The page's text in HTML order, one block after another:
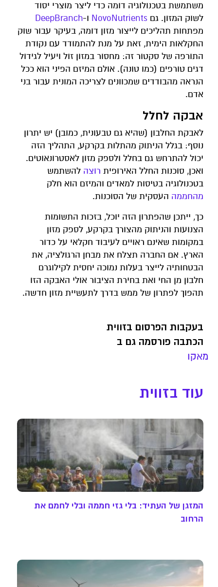
משתמשת בטכנולוגיה דומה כדי ליצר מוצרי יסוד
לשוק המזון. גם NovoNutrients ו-DeepBranch
מפתחות תהליכים לייצור מזון דומה, בעיקר עבור שוק
החקלאות הימית, זאת על מנת להתמודד עם נקודת
התורפה של סקטור זה: מחסור במזון זול ויעיל לגידול
דגים טורפים (כמו טונה). אולם המיזם הפיני הוא ככל
הנראה מהבודדים שמכוונים לצריכה המונית עבור בני
אדם.
אבקה לחלל
לאבקת החלבון (שהיא גם טבעונית, כמובן) יש יתרון
נוסף: בגלל הניתוק מהתלות בקרקע, התהליך הזה
יכול להתרחש גם בחלל ולספק מזון לאסטרונאוטים.
ואכן, סוכנות החלל האירופית רוצה להשתמש
בטכנולוגיה בטיסות למאדים והמיזם הוא חלק
מהחממה העסקית של הסוכנות.
כך, ייתכן שהפתרון הזה יוכל, בזכות התשומות
הצנועות והניתוק מהצורך בקרקע, לספק מזון
במקומות שאינם ראויים לעיבוד חקלאי על כדור
הארץ. אם החברה תצלח את מבחן הרגולציה, את
הבטחותיה לייצר בעלות נמוכה יחסית לקילוגרם
חלבון מן החי ואת בחירת הציבור אולי האבקה הזו
תהפוך לפתרון של ממש בדרך לתעשיית מזון חדשה.
בעקבות הפרסום בזווית
הכתבה פורסמה גם ב
מאקו
עוד בזווית
המזגן של העתיד: בלי גזי חממה ובלי לחמם את
הרחוב